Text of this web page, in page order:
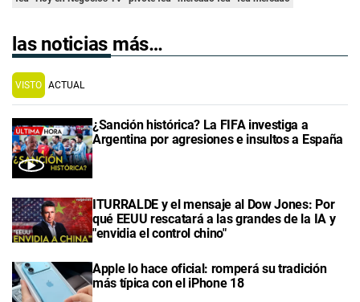
las noticias más…
VISTO ACTUAL
¿Sanción histórica? La FIFA investiga a
Argentina por agresiones e insultos a España
ITURRALDE y el mensaje al Dow Jones: Por
qué EEUU rescatará a las grandes de la IA y
"envidia el control chino"
Apple lo hace oficial: romperá su tradición
más típica con el iPhone 18